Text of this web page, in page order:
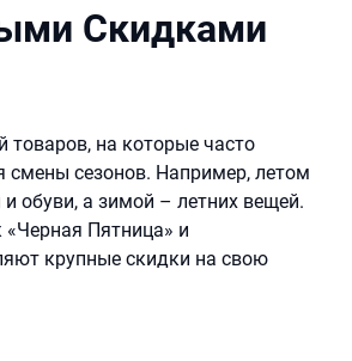
Скидками
на которые часто
смены сезонов. Например, летом
обуви, а зимой – летних вещей.
«Черная Пятница» и
крупные скидки на свою